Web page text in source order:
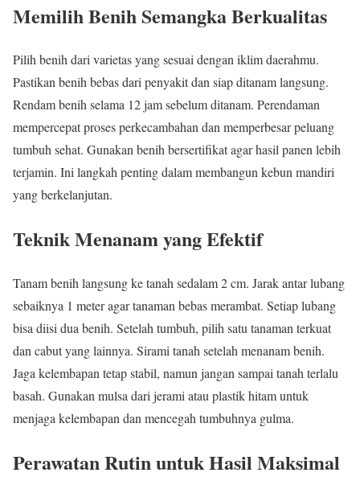
Memilih Benih Semangka Berkualitas
Pilih benih dari varietas yang sesuai dengan iklim daerahmu.
Pastikan benih bebas dari penyakit dan siap ditanam langsung.
Rendam benih selama 12 jam sebelum ditanam. Perendaman
mempercepat proses perkecambahan dan memperbesar peluang
tumbuh sehat. Gunakan benih bersertifikat agar hasil panen lebih
terjamin. Ini langkah penting dalam membangun kebun mandiri
yang berkelanjutan.
Teknik Menanam yang Efektif
Tanam benih langsung ke tanah sedalam 2 cm. Jarak antar lubang
sebaiknya 1 meter agar tanaman bebas merambat. Setiap lubang
bisa diisi dua benih. Setelah tumbuh, pilih satu tanaman terkuat
dan cabut yang lainnya. Sirami tanah setelah menanam benih.
Jaga kelembapan tetap stabil, namun jangan sampai tanah terlalu
basah. Gunakan mulsa dari jerami atau plastik hitam untuk
menjaga kelembapan dan mencegah tumbuhnya gulma.
Perawatan Rutin untuk Hasil Maksimal